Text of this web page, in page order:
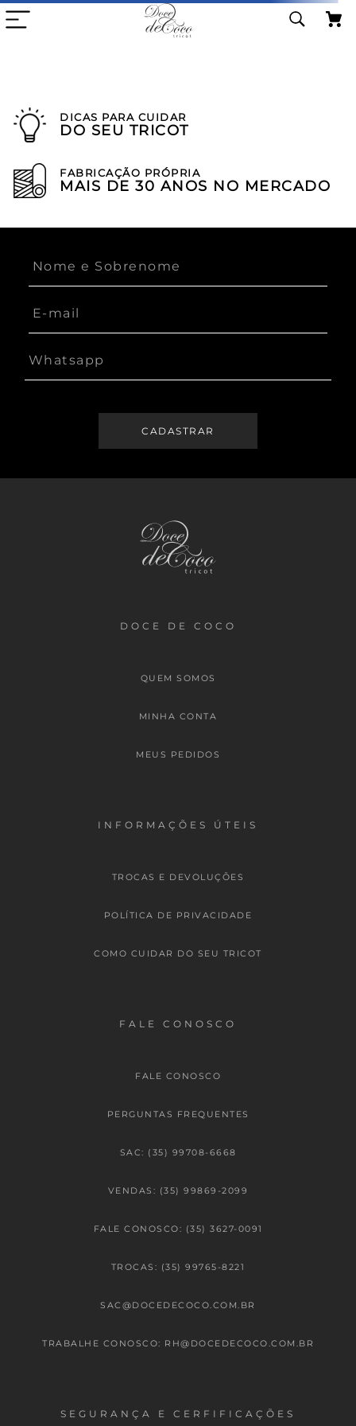
DICAS PARA CUIDAR
DO SEU TRICOT
FABRICAÇÃO PRÓPRIA
MAIS DE 30 ANOS NO MERCADO
DOCE DE COCO
QUEM SOMOS
MINHA CONTA
MEUS PEDIDOS
INFORMAÇÕES ÚTEIS
TROCAS E DEVOLUÇÕES
POLÍTICA DE PRIVACIDADE
COMO CUIDAR DO SEU TRICOT
FALE CONOSCO
FALE CONOSCO
PERGUNTAS FREQUENTES
SAC: (35) 99708-6668
VENDAS: (35) 99869-2099
FALE CONOSCO: (35) 3627-0091
TROCAS: (35) 99765-8221
SAC@DOCEDECOCO.COM.BR
TRABALHE CONOSCO: RH@DOCEDECOCO.COM.BR
SEGURANÇA E CERFIFICAÇÕES